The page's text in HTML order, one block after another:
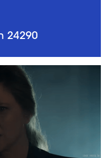
24290